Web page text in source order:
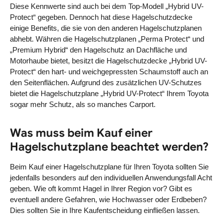
Diese Kennwerte sind auch bei dem Top-Modell „Hybrid UV-
Protect“ gegeben. Dennoch hat diese Hagelschutzdecke
einige Benefits, die sie von den anderen Hagelschutzplanen
abhebt. Währen die Hagelschutzplanen „Perma Protect“ und
„Premium Hybrid“ den Hagelschutz an Dachfläche und
Motorhaube bietet, besitzt die Hagelschutzdecke „Hybrid UV-
Protect“ den hart- und weichgepressten Schaumstoff auch an
den Seitenflächen. Aufgrund des zusätzlichen UV-Schutzes
bietet die Hagelschutzplane „Hybrid UV-Protect“ Ihrem Toyota
sogar mehr Schutz, als so manches Carport.
Was muss beim Kauf einer
Hagelschutzplane beachtet werden?
Beim Kauf einer Hagelschutzplane für Ihren Toyota sollten Sie
jedenfalls besonders auf den individuellen Anwendungsfall Acht
geben. Wie oft kommt Hagel in Ihrer Region vor? Gibt es
eventuell andere Gefahren, wie Hochwasser oder Erdbeben?
Dies sollten Sie in Ihre Kaufentscheidung einfließen lassen.